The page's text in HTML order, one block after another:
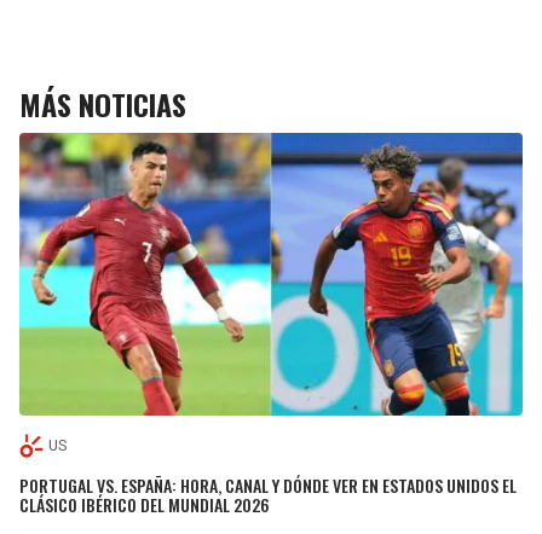
MÁS NOTICIAS
US
PORTUGAL VS. ESPAÑA: HORA, CANAL Y DÓNDE VER EN ESTADOS UNIDOS EL
CLÁSICO IBÉRICO DEL MUNDIAL 2026